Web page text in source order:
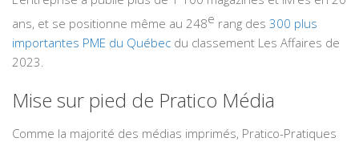
ans, et se positionne même au 248e rang des 300 plus
importantes PME du Québec du classement Les Affaires de
2023.
Mise sur pied de Pratico Média
Comme la majorité des médias imprimés, Pratico-Pratiques